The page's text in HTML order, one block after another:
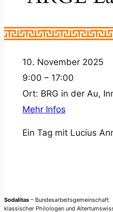
10. November 2025
9:00 – 17:00
Ort: BRG in der Au,
Mehr Infos
Ein Tag mit Lucius
Sodalitas – Bundesarbeitsgemeinschaft
klassischer Philologen und